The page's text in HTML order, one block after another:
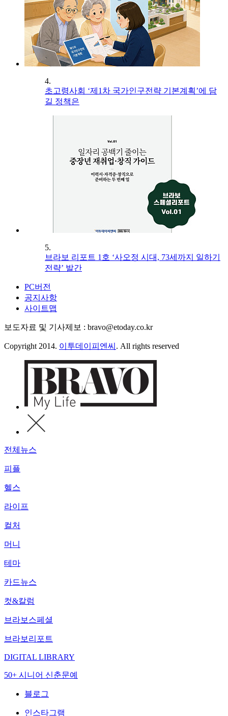
4.
초고령사회 ‘제1차 국가인구전략 기본계획’에 담
길 정책은
5.
브라보 리포트 1호 ‘사오정 시대, 73세까지 일하기
전략’ 발간
PC버전
공지사항
사이트맵
보도자료 및 기사제보 : bravo@etoday.co.kr
Copyright 2014. 이투데이피엔씨 . All rights reserved
전체뉴스
피플
헬스
라이프
컬처
머니
테마
카드뉴스
컷&칼럼
브라보스페셜
브라보리포트
DIGITAL LIBRARY
50+ 시니어 신춘문예
블로그
인스타그램